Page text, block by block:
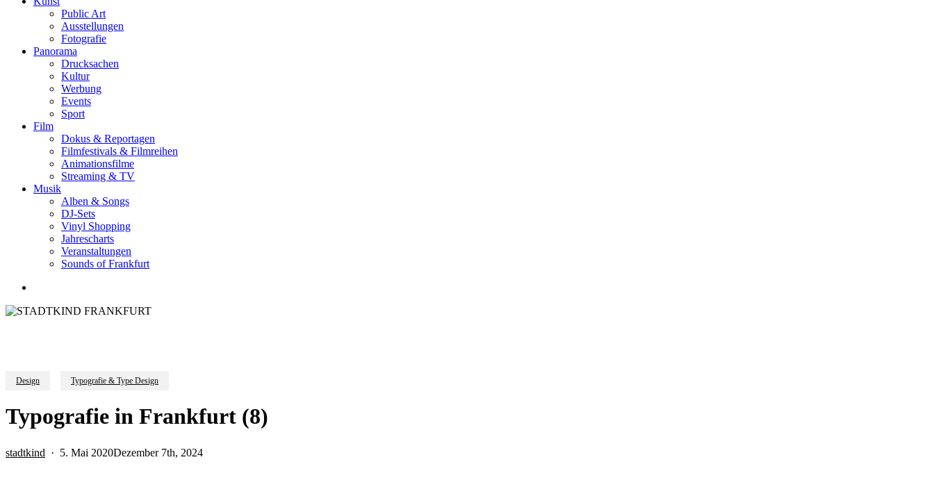
Public Art
Ausstellungen
Fotografie
Panorama
Drucksachen
Kultur
Werbung
Events
Sport
Film
Dokus & Reportagen
Filmfestivals & Filmreihen
Animationsfilme
Streaming & TV
Musik
Alben & Songs
DJ-Sets
Vinyl Shopping
Jahrescharts
Veranstaltungen
Sounds of Frankfurt
Design Typografie & Type Design
Typografie in Frankfurt (8)
stadtkind 5. Mai 2020Dezember 7th, 2024